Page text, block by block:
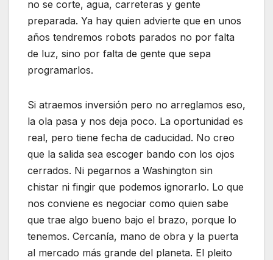
no se corte, agua, carreteras y gente
preparada. Ya hay quien advierte que en unos
años tendremos robots parados no por falta
de luz, sino por falta de gente que sepa
programarlos.
Si atraemos inversión pero no arreglamos eso,
la ola pasa y nos deja poco. La oportunidad es
real, pero tiene fecha de caducidad. No creo
que la salida sea escoger bando con los ojos
cerrados. Ni pegarnos a Washington sin
chistar ni fingir que podemos ignorarlo. Lo que
nos conviene es negociar como quien sabe
que trae algo bueno bajo el brazo, porque lo
tenemos. Cercanía, mano de obra y la puerta
al mercado más grande del planeta. El pleito